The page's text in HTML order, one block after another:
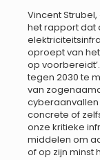
Vincent
het rapport dat
oproept van
op
tegen 2030 te
van
concrete of
onze kritieke
middelen om
of op zijn minst